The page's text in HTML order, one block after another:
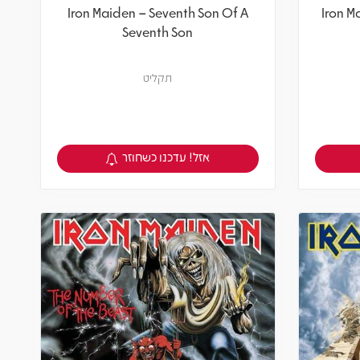
Iron
Iron Maiden – Seventh Son Of A
Seventh Son
תקליט
צפיה במוצר
אזל! עדכנו כשחוזר